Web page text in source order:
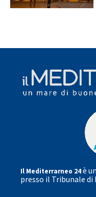
Il Mediterrarneo 24è
presso il Tribunale di